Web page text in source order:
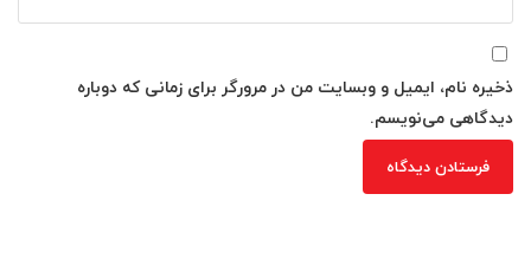
ذخیره نام، ایمیل و وبسایت من در مرورگر برای زمانی که دوباره
دیدگاهی می‌نویسم.